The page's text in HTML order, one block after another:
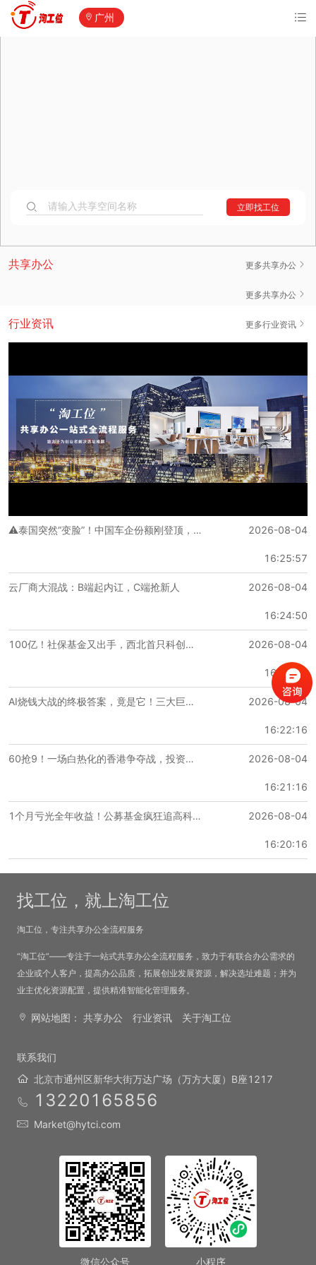
广州
请输入共享空间名称 立即找工位
纽斯特·青云当代大厦
距离4号线大兴线人民大学站 步行 947 米
6人间
6人外侧独立间
4人间
1375 元/人·月
开放工位
1200 元/人·月
移动工位
移动工位
搜宝商务中心共享工位
搜宝商务中心-丰台区-马家堡
距离4号线大兴线马家堡站 步行 377 米
会议室
单间
单间
5000 元/月
开放工位
开放工位
1000 元/人·月
共享办公 更多共享办公
更多共享办公
行业资讯 更多行业资讯
⚠️泰国突然“变脸”！中国车企份额刚登顶，新规就连环落地，出海模式要彻底洗牌？ 2026-08-04
16:25:57
云厂商大混战：B端起内讧，C端抢新人 2026-08-04
16:24:50
100亿！社保基金又出手，西北首只科创基金落地，国家队长钱正疯狂提速 2026-08-04
16:23:46
AI烧钱大战的终极答案，竟是它！三大巨头市值一夜暴涨9500亿 2026-08-04
16:22:16
60抢9！一场白热化的香港争夺战，投资人全挤上去了 2026-08-04
16:21:16
1个月亏光全年收益！公募基金疯狂追高科技，惨遭“腰斩” 2026-08-04
16:20:16
找工位，就上淘工位
淘工位，专注共享办公全流程服务
“淘工位”——专注于一站式共享办公全流程服务，致力于有联合办公需求的
企业或个人客户，提高办公品质，拓展创业发展资源，解决选址难题；并为
业主优化资源配置，提供精准智能化管理服务。
网站地图： 共享办公 行业资讯 关于淘工位
联系我们
北京市通州区新华大街万达广场（万方大厦）B座1217
13220165856
Market@hytci.com
微信公众号 小程序